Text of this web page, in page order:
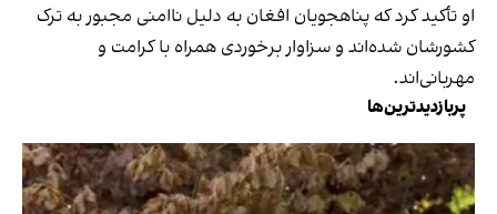
او تأکید کرد که پناهجویان افغان به دلیل ناامنی مجبور به ترک
کشورشان شده‌اند و سزاوار برخوردی همراه با کرامت و
مهربانی‌اند.
پربازدیدترین‌ها